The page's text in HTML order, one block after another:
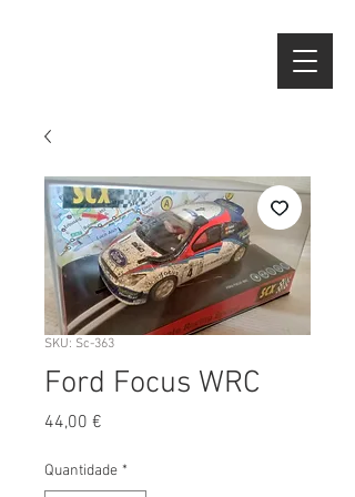
SKU: Sc-363
Ford Focus WRC
44,00 €
Quantidade *